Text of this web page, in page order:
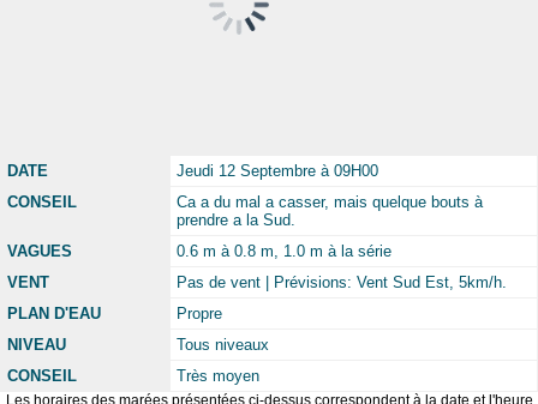
DATE
Jeudi 12 Septembre à 09H00
CONSEIL
Ca a du mal a casser, mais quelque bouts à
prendre a la Sud.
VAGUES
0.6 m à 0.8 m, 1.0 m à la série
VENT
Pas de vent | Prévisions: Vent Sud Est, 5km/h.
PLAN D'EAU
Propre
NIVEAU
Tous niveaux
CONSEIL
Très moyen
Les horaires des marées présentées ci-dessus correspondent à la date et l'heure